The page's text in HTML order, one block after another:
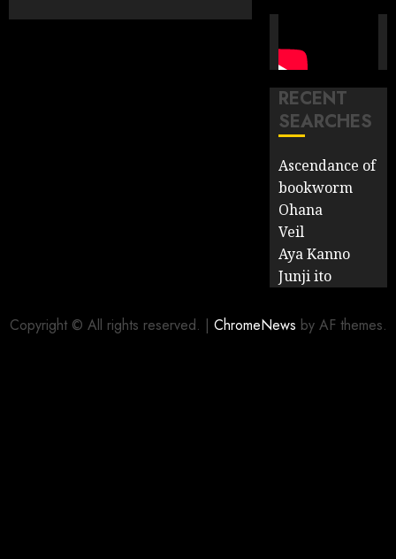
RECENT
SEARCHES
Ascendance of
bookworm
Ohana
Veil
Aya Kanno
Junji ito
Copyright © All rights reserved. | ChromeNews by AF themes.